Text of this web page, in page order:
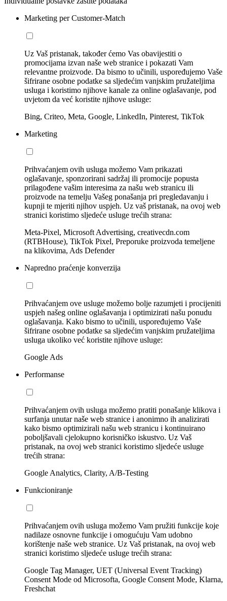
Marketing per Customer-Match
Uz Vaš pristanak, također ćemo Vas obavijestiti o
promocijama izvan naše web stranice i pokazati Vam
relevantne proizvode. Da bismo to učinili, uspoređujemo Vaše
šifrirane osobne podatke sa sljedećim vanjskim pružateljima
usluga i koristimo njihove kanale za online oglašavanje, pod
uvjetom da već koristite njihove usluge:
Bing, Criteo, Meta, Google, LinkedIn, Pinterest, TikTok
Marketing
Prihvaćanjem ovih usluga možemo Vam prikazati
oglašavanje, sponzorirani sadržaj ili promocije popusta
prilagođene vašim interesima za našu web stranicu ili
proizvode na temelju Vašeg ponašanja pri pregledavanju i
kupnji te mjeriti njihov uspjeh. Uz vaš pristanak, na ovoj web
stranici koristimo sljedeće usluge trećih strana:
Meta-Pixel, Microsoft Advertising, creativecdn.com
(RTBHouse), TikTok Pixel, Preporuke proizvoda temeljene
na klikovima, Ads Defender
Napredno praćenje konverzija
Prihvaćanjem ove usluge možemo bolje razumjeti i procijeniti
uspjeh našeg online oglašavanja i optimizirati našu ponudu
oglašavanja. Kako bismo to učinili, uspoređujemo Vaše
šifrirane osobne podatke sa sljedećim vanjskim pružateljima
usluga ukoliko već koristite njihove usluge:
Google Ads
Performanse
Prihvaćanjem ovih usluga možemo pratiti ponašanje klikova i
surfanja unutar naše web stranice i anonimno ih analizirati
kako bismo optimizirali našu web stranicu i kontinuirano
poboljšavali cjelokupno korisničko iskustvo. Uz Vaš
pristanak, na ovoj web stranici koristimo sljedeće usluge
trećih strana:
Google Analytics, Clarity, A/B-Testing
Funkcioniranje
Prihvaćanjem ovih usluga možemo Vam pružiti funkcije koje
nadilaze osnovne funkcije i omogućuju Vam udobno
korištenje naše web stranice. Uz Vaš pristanak, na ovoj web
stranici koristimo sljedeće usluge trećih strana:
Google Tag Manager, UET (Universal Event Tracking)
Consent Mode od Microsofta, Google Consent Mode, Klarna,
Freshchat